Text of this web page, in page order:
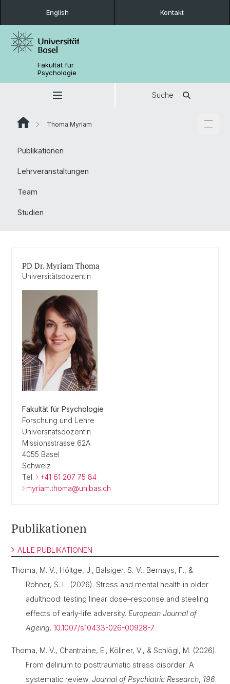
English Kontakt
Fakultät für
Psychologie
Suche
Thoma Myriam
Publikationen
Lehrveranstaltungen
Team
Studien
PD Dr. Myriam Thoma
Universitätsdozentin
Fakultät für Psychologie
Forschung und Lehre
Universitätsdozentin
Missionsstrasse 62A
4055 Basel
Schweiz
Tel.
+41 61 207 75 84
myriam.thoma@unibas.ch
Publikationen
ALLE PUBLIKATIONEN
Thoma, M. V., Höltge, J., Balsiger, S.-V., Bernays, F., &
Rohner, S. L. (2026). Stress and mental health in older
adulthood: testing linear dose–response and steeling
effects of early-life adversity. European Journal of
Ageing.10.1007/s10433-026-00928-7
Thoma, M. V., Chantraine, E., Köllner, V., & Schlögl, M. (2026).
From delirium to posttraumatic stress disorder: A
systematic review.Journal of Psychiatric Research, 196.